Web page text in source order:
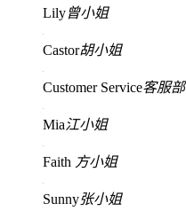
Lily曾小姐
Castor胡小姐
Customer Service客服部
Mia江小姐
Faith 方小姐
Sunny张小姐